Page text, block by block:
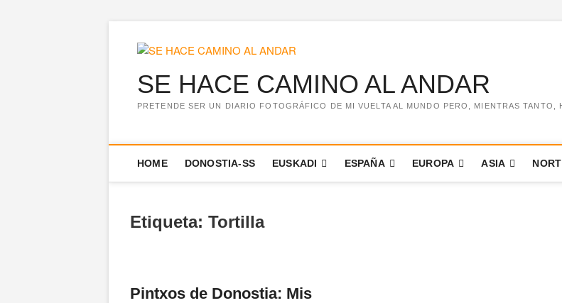
contenido
SE HACE CAMINO AL ANDAR
PRETENDE SER UN DIARIO FOTOGRÁFICO DE MI VUELTA AL MUNDO PERO, MIENTRAS TANTO,
HOME DONOSTIA-SS EUSKADI ESPAÑA EUROPA ASIA
Etiqueta: Tortilla
Pintxos de Donostia: Mis